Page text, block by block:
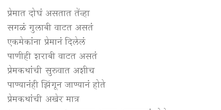
प्रेमात दोघं असतात तेंव्हा
सगळं गुलाबी वाटत असतं
एकमेकांना प्रेमानं दिलेलं
पाणीही शराबी वाटत असतं
प्रेमकथांची सुरुवात अशीच
पाण्यानंही झिंगून जाण्यानं होते
प्रेमकथांची अखेर मात्र